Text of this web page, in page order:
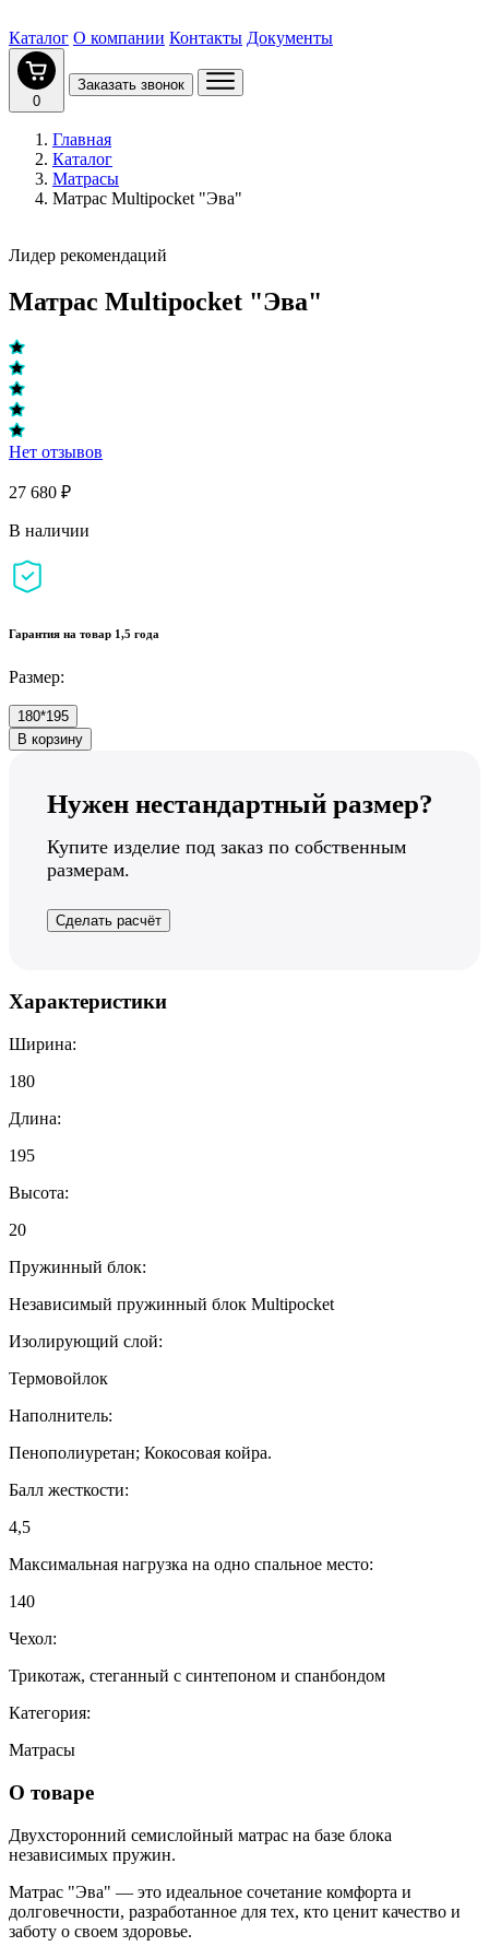
Каталог О компании Контакты Документы
0
Заказать звонок
Главная
Каталог
Матрасы
Матрас Multipocket "Эва"
Лидер рекомендаций
Матрас Multipocket "Эва"
Нет отзывов
27 680 ₽
В наличии
Гарантия на товар 1,5 года
Размер:
180*195
В корзину
Нужен нестандартный размер?
Купите изделие под заказ по собственным
размерам.
Сделать расчёт
Характеристики
Ширина:
180
Длина:
195
Высота:
20
Пружинный блок:
Независимый пружинный блок Multipocket
Изолирующий слой:
Термовойлок
Наполнитель:
Пенополиуретан; Кокосовая койра.
Балл жесткости:
4,5
Максимальная нагрузка на одно спальное место:
140
Чехол:
Трикотаж, стеганный с синтепоном и спанбондом
Категория:
Матрасы
О товаре
Двухсторонний семислойный матрас на базе блока
независимых пружин.
Матрас "Эва" — это идеальное сочетание комфорта и
долговечности, разработанное для тех, кто ценит качество и
заботу о своем здоровье.